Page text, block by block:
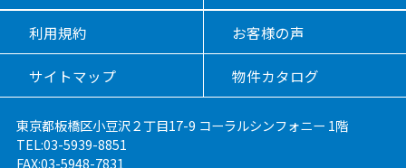
利用規約 お客様の声
サイトマップ 物件カタログ
東京都板橋区小豆沢２丁目17-9 コーラルシンフォニー 1階
TEL:03-5939-8851
FAX:03-5948-7831